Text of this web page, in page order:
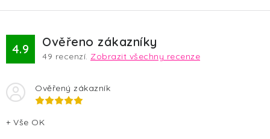
4.9 Ověřeno zákazníky
49 recenzí. Zobrazit všechny recenze
Ověřený zákazník
+ Vše OK